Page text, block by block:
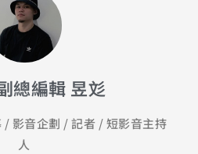
總編輯 昱彣
影音企劃 / 記者 / 短影音主持
人